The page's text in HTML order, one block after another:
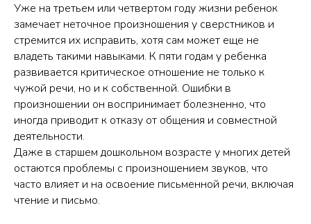
Уже на третьем или четвертом году жизни ребенок
замечает неточное произношения у сверстников и
стремится их исправить, хотя сам может еще не
владеть такими навыками. К пяти годам у ребенка
развивается критическое отношение не только к
чужой речи, но и к собственной. Ошибки в
произношении он воспринимает болезненно, что
иногда приводит к отказу от общения и совместной
деятельности.
Даже в старшем дошкольном возрасте у многих детей
остаются проблемы с произношением звуков, что
часто влияет и на освоение письменной речи, включая
чтение и письмо.